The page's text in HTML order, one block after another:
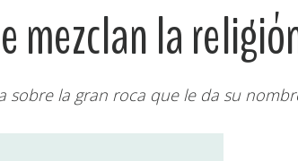
mezclan la
sobre la gran roca que le da su